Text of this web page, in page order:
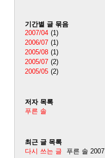
기간별 글 묶음
2007/04 (1)
2006/07 (1)
2005/08 (1)
2005/07 (2)
2005/05 (2)
저자 목록
푸른 솔
최근 글 목록
다시 쓰는 글
푸른 솔 2007